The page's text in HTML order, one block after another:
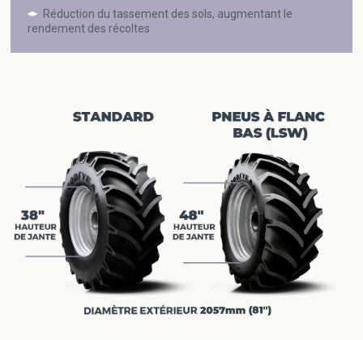
Réduction du tassement des sols, augmentant le
rendement des récoltes